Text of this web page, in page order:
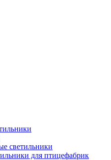
светильники
для птицефабрик